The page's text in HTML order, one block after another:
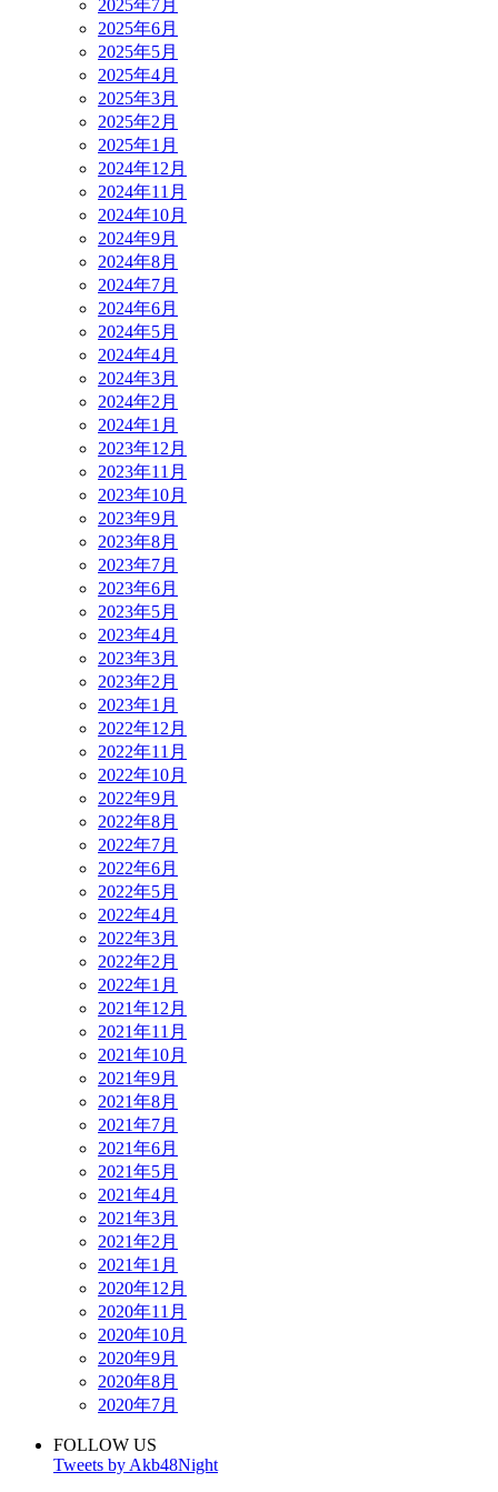
2025年7月
2025年6月
2025年5月
2025年4月
2025年3月
2025年2月
2025年1月
2024年12月
2024年11月
2024年10月
2024年9月
2024年8月
2024年7月
2024年6月
2024年5月
2024年4月
2024年3月
2024年2月
2024年1月
2023年12月
2023年11月
2023年10月
2023年9月
2023年8月
2023年7月
2023年6月
2023年5月
2023年4月
2023年3月
2023年2月
2023年1月
2022年12月
2022年11月
2022年10月
2022年9月
2022年8月
2022年7月
2022年6月
2022年5月
2022年4月
2022年3月
2022年2月
2022年1月
2021年12月
2021年11月
2021年10月
2021年9月
2021年8月
2021年7月
2021年6月
2021年5月
2021年4月
2021年3月
2021年2月
2021年1月
2020年12月
2020年11月
2020年10月
2020年9月
2020年8月
2020年7月
FOLLOW US
Tweets by Akb48Night